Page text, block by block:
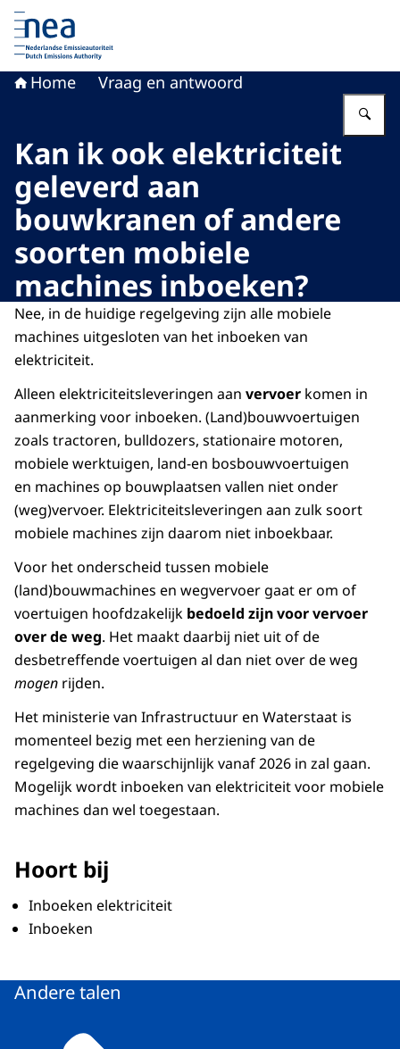
Naar de homepage van Nederlandse Emissieautoriteit
Home Vraag en antwoord
Kan ik ook elektriciteit
geleverd aan
bouwkranen of andere
soorten mobiele
machines inboeken?
Nee, in de huidige regelgeving zijn alle mobiele
machines uitgesloten van het inboeken van
elektriciteit.
Alleen elektriciteitsleveringen aan vervoer komen in
aanmerking voor inboeken. (Land)bouwvoertuigen
zoals tractoren, bulldozers, stationaire motoren,
mobiele werktuigen, land-en bosbouwvoertuigen
en machines op bouwplaatsen vallen niet onder
(weg)vervoer. Elektriciteitsleveringen aan zulk soort
mobiele machines zijn daarom niet inboekbaar.
Voor het onderscheid tussen mobiele
(land)bouwmachines en wegvervoer gaat er om of
voertuigen hoofdzakelijk bedoeld zijn voor vervoer
over de weg. Het maakt daarbij niet uit of de
desbetreffende voertuigen al dan niet over de weg
mogen rijden.
Het ministerie van Infrastructuur en Waterstaat is
momenteel bezig met een herziening van de
regelgeving die waarschijnlijk vanaf 2026 in zal gaan.
Mogelijk wordt inboeken van elektriciteit voor mobiele
machines dan wel toegestaan.
Hoort bij
Inboeken elektriciteit
Inboeken
Andere talen